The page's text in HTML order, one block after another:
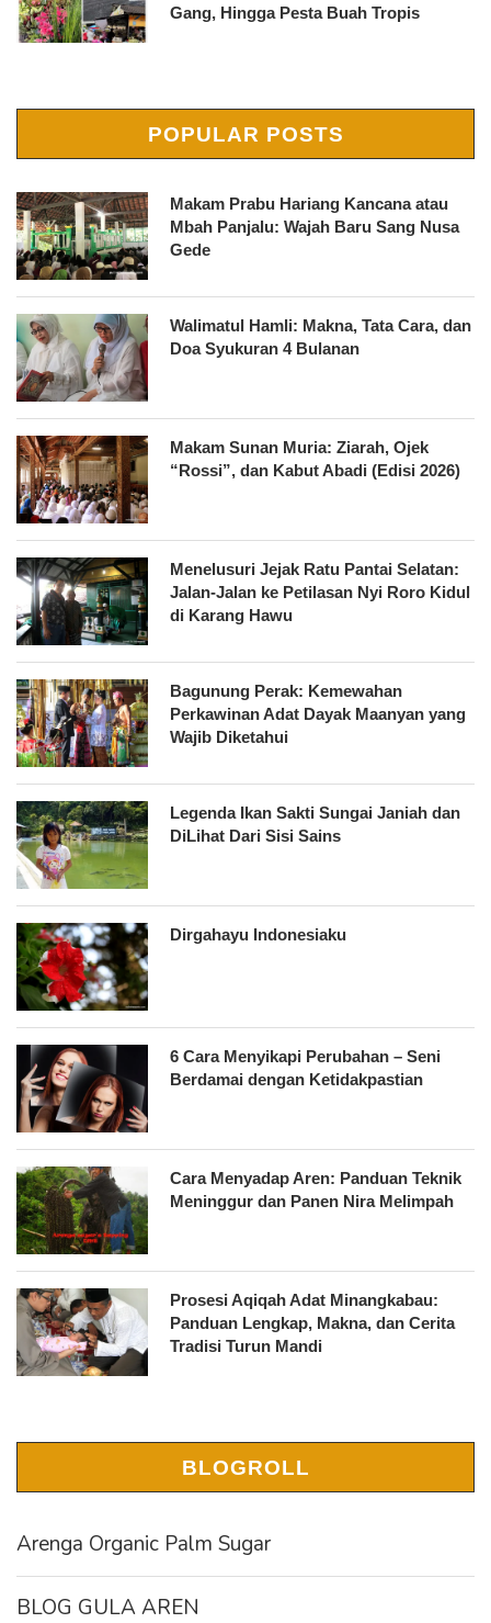
Gang, Hingga Pesta Buah Tropis
POPULAR POSTS
Makam Prabu Hariang Kancana atau
Mbah Panjalu: Wajah Baru Sang Nusa
Gede
Walimatul Hamli: Makna, Tata Cara, dan
Doa Syukuran 4 Bulanan
Makam Sunan Muria: Ziarah, Ojek
“Rossi”, dan Kabut Abadi (Edisi 2026)
Menelusuri Jejak Ratu Pantai Selatan:
Jalan-Jalan ke Petilasan Nyi Roro Kidul
di Karang Hawu
Bagunung Perak: Kemewahan
Perkawinan Adat Dayak Maanyan yang
Wajib Diketahui
Legenda Ikan Sakti Sungai Janiah dan
DiLihat Dari Sisi Sains
Dirgahayu Indonesiaku
6 Cara Menyikapi Perubahan – Seni
Berdamai dengan Ketidakpastian
Cara Menyadap Aren: Panduan Teknik
Meninggur dan Panen Nira Melimpah
Prosesi Aqiqah Adat Minangkabau:
Panduan Lengkap, Makna, dan Cerita
Tradisi Turun Mandi
BLOGROLL
Arenga Organic Palm Sugar
BLOG GULA AREN